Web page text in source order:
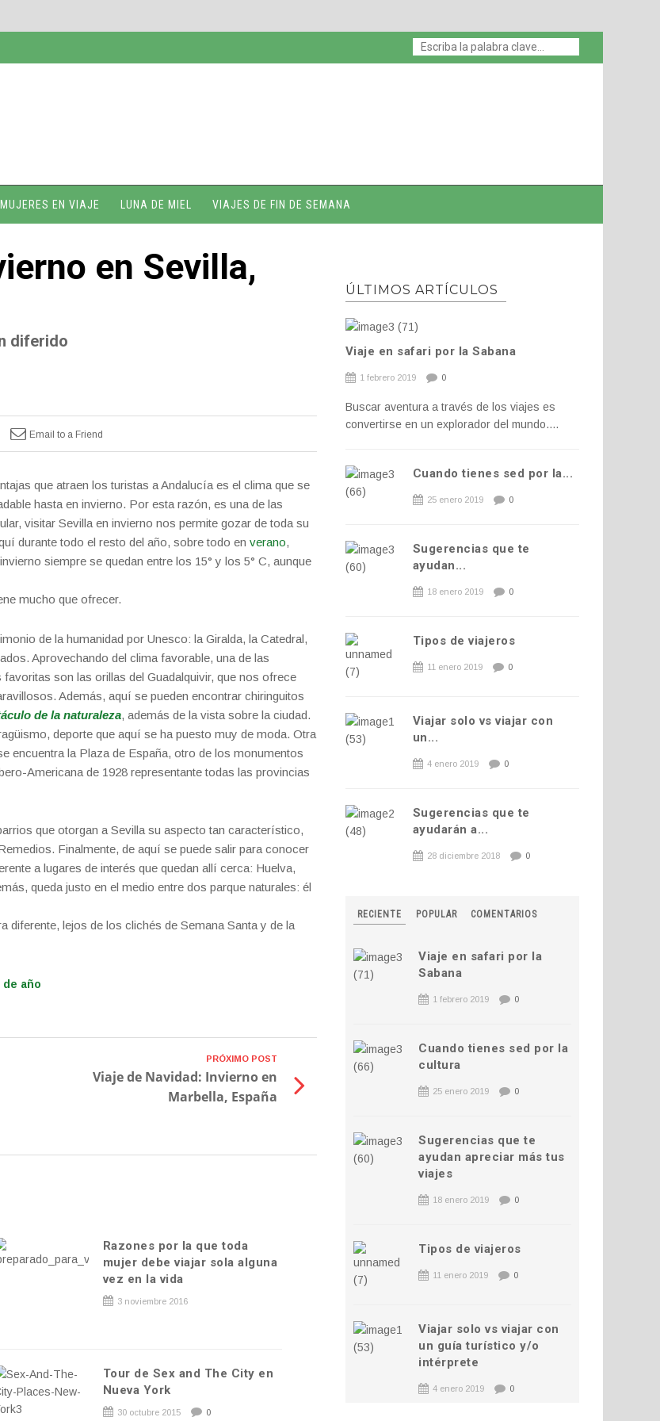
MUJERES EN VIAJE LUNA DE MIEL VIAJES DE FIN DE SEMANA
en Sevilla,
diferido
Email to a Friend
que atraen los turistas a Andalucía es el clima que se
hasta en invierno. Por esta razón, es una de las
visitar Sevilla en invierno nos permite gozar de toda su
durante todo el resto del año, sobre todo en verano,
siempre se quedan entre los 15° y los 5° C, aunque
mucho que ofrecer.
de la humanidad por Unesco: la Giralda, la Catedral,
Aprovechando del clima favorable, una de las
son las orillas del Guadalquivir, que nos ofrece
Además, aquí se pueden encontrar chiringuitos
de la naturaleza, además de la vista sobre la ciudad.
deporte que aquí se ha puesto muy de moda. Otra
encuentra la Plaza de España, otro de los monumentos
Americana de 1928 representante todas las provincias
que otorgan a Sevilla su aspecto tan característico,
Finalmente, de aquí se puede salir para conocer
a lugares de interés que quedan allí cerca: Huelva,
queda justo en el medio entre dos parque naturales: él
diferente, lejos de los clichés de Semana Santa y de la
año
PRÓXIMO POST
Viaje de Navidad: Invierno en
Marbella, España
Razones por la que toda
mujer debe viajar sola alguna
vez en la vida
3 noviembre 2016
Tour de Sex and The City en
Nueva York
30 octubre 2015 0
ÚLTIMOS ARTÍCULOS
Viaje en safari por la Sabana
1 febrero 2019 0
Buscar aventura a través de los viajes es
convertirse en un explorador del mundo....
Cuando tienes sed por la...
25 enero 2019 0
Sugerencias que te
ayudan...
18 enero 2019 0
Tipos de viajeros
11 enero 2019 0
Viajar solo vs viajar con
un...
4 enero 2019 0
Sugerencias que te
ayudarán a...
28 diciembre 2018 0
RECIENTE POPULAR COMENTARIOS
Viaje en safari por la
Sabana
1 febrero 2019 0
Cuando tienes sed por la
cultura
25 enero 2019 0
Sugerencias que te
ayudan apreciar más tus
viajes
18 enero 2019 0
Tipos de viajeros
11 enero 2019 0
Viajar solo vs viajar con
un guía turístico y/o
intérprete
4 enero 2019 0